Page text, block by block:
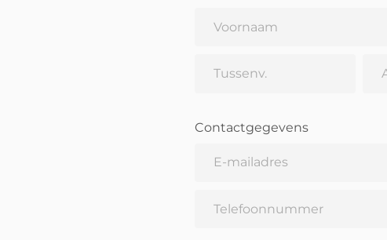
Contactgegevens